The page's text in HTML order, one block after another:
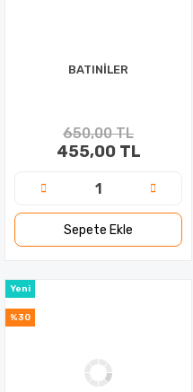
BATINİLER
650,00 TL
455,00 TL
Sepete Ekle
%30
Yeni